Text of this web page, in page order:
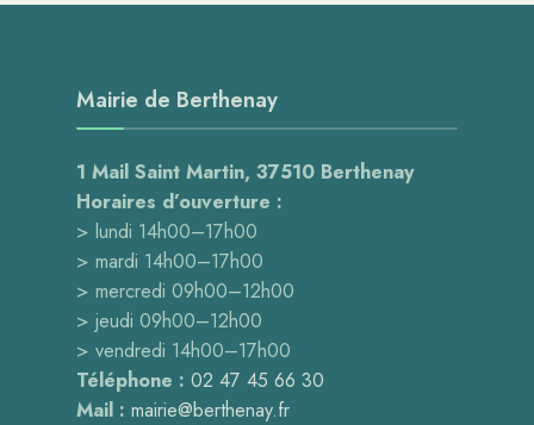
Mairie de Berthenay
1 Mail Saint Martin, 37510 Berthenay
Horaires d’ouverture :
> lundi 14h00–17h00
> mardi 14h00–17h00
> mercredi 09h00–12h00
> jeudi 09h00–12h00
> vendredi 14h00–17h00
Téléphone : 02 47 45 66 30
Mail : mairie@berthenay.fr